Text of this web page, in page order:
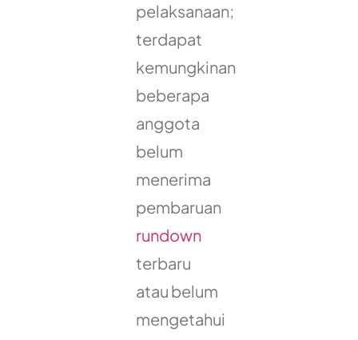
pelaksanaan;
terdapat
kemungkinan
beberapa
anggota
belum
menerima
pembaruan
rundown
terbaru
atau belum
mengetahui